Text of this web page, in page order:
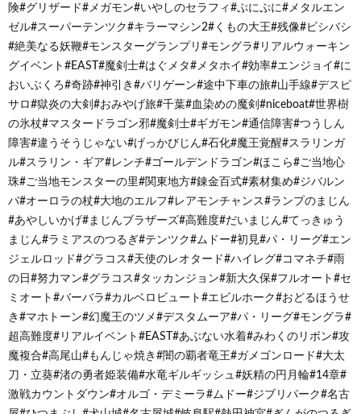
険#グリザード#メガモン#いやしのセラフィ#ぷにぷに#メタルエン
ゼル#スーパーテンツク#キラーマシン2#くもの大王#残像#ビシバシ
#絶美なる妖鞭#モンスターグランプリ#モングラ#リアルウォーキン
グイベント#EAST#魔剣士#はぐメタ#メタホイ#効率#エンジョイ#に
おいぶくろ#奇跡#神引き#バリゲーン#途中下車の旅#山手線#デスピ
サロ#獄炎の大剣#おみやげ旅#千葉#血染めの魔剣#niceboat#世界樹
の氷杖#マスタードラゴン邪#魔剣士#ギガモン#通信障害#つうしん
障害#違うそうじゃない#げっかびじん#石化#魔王覚醒#スラリンガ
ル#スラリン・ギア#レンチ#ゴールデンドラゴン#ほこら#ご当地心
珠#ご当地モンスターの里#関東地方#錬金百式#素材集め#ジバルン
バ#オーロラの杖#大地のエルフ#レアモンチャンス#ランプのまじん
#あやしいかげ#まじんブラザーズ#高難度#だいまじん#てっきゅう
まじん#ラミアスのつるぎ#テンツク#ムドー#初見#パ・リーグ#エン
ジェルロッド#グラコス#天使のレオタード#ハイレグ#コマネチ#雨
の日#努力マン#グラコス#タッカンジョン#新大久保#フルオート#セ
ミオート#バーバラ#カルベロビュート#エビルホーク#おどるほうせ
き#マホトーン#幻魔王のツメ#デスタムーア#パ・リーグ#モングラ#
超高難度#リアルイベント#EAST#あぶない水着#みわくのリボン#攻
魔複合#高尾山#もんじゃ焼き#闇の覇者竜王#ガメゴンロード#大太
刀・立葵#渚の勇者姫装備#水竜ギルギッシュ#妖精の円月輪#14章#
激戦カウントダウン#オルゴ・デミーラ#ムドー#ジブリパーク#名古